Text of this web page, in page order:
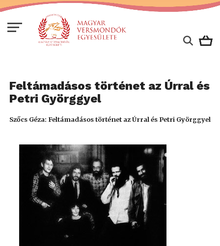
Feltámadásos történet az Úrral és
Petri Györggyel
Szőcs Géza: Feltámadásos történet az Úrral és Petri Györggyel